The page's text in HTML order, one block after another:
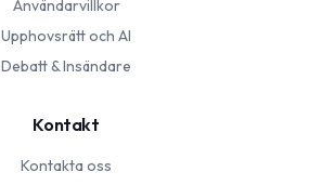
Användarvillkor
Upphovsrätt och AI
Debatt & Insändare
Kontakt
Kontakta oss